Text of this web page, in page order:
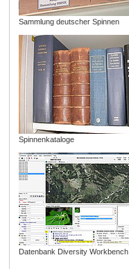
Sammlung deutscher Spinnen
Spinnenkataloge
Datenbank Diversity Workbench